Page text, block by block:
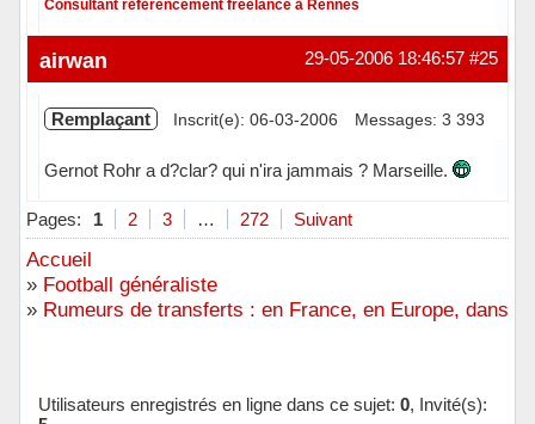
Consultant référencement freelance à Rennes
Hors ligne #25
29-05-2006 18:46:57
airwan
Remplaçant Inscrit(e): 06-03-2006 Messages: 3 393
Gernot Rohr a d?clar? qui n'ira jammais ? Marseille.
Hors ligne
Pages: 1 2 3 … 272 Suivant
Accueil
» Football généraliste
» Rumeurs de transferts : en France, en Europe, dans le
Utilisateurs enregistrés en ligne dans ce sujet: 0, Invité(s):